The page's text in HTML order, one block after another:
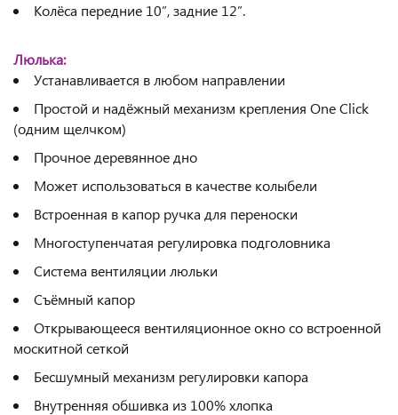
Колёса передние 10”, задние 12”.
Люлька:
Устанавливается в любом направлении
Простой и надёжный механизм крепления One Click
(одним щелчком)
Прочное деревянное дно
Может использоваться в качестве колыбели
Встроенная в капор ручка для переноски
Многоступенчатая регулировка подголовника
Система вентиляции люльки
Съёмный капор
Открывающееся вентиляционное окно со встроенной
москитной сеткой
Бесшумный механизм регулировки капора
Внутренняя обшивка из 100% хлопка